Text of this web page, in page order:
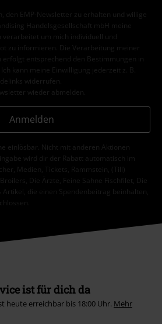
den EMP-Newsletter zu erhalten und willige
Handelsgesellschaft mbH meine
verarbeitet um mich individuell und
zu informieren. Die Verarbeitung meiner
entsprechend den Bestimmungen in
. Ich kann meine Einwilligung jederzeit z. B.
widerrufen.
wieder abmelden.
Anmelden
einlösbar. Nicht mit anderen Aktionen
wird dir der Rabatt automatisch im
Medien, Tickets, Rammstein, (Till)
Die Ärzte, Feine Sahne Fischfilet, Die
Artikel, die einen Spendenbeitrag beinhalten,
ist für dich da
heute erreichbar bis 18:00 Uhr. Mehr